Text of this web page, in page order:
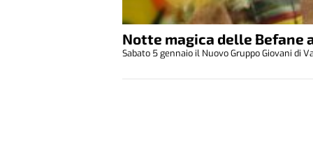
Notte magica delle Befane
Sabato 5 gennaio il Nuovo Gruppo Giovani di